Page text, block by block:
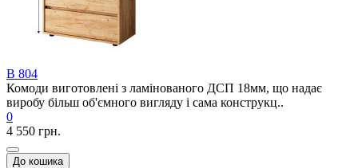
В 804
Комоди виготовлені з ламінованого ДСП 18мм, що надає
виробу більш об'ємного вигляду і сама конструкц..
0
4 550 грн.
До кошика